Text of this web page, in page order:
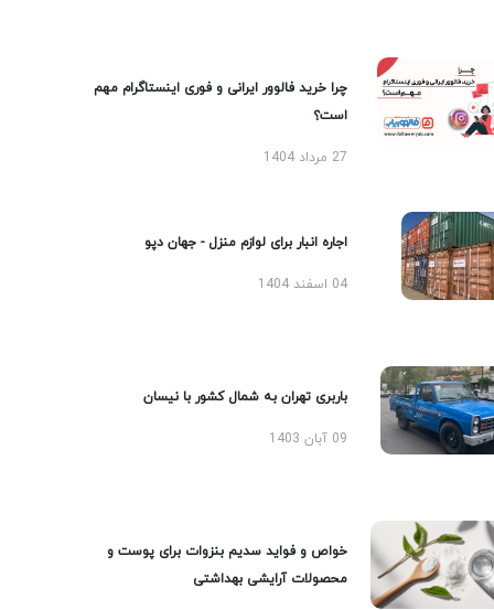
چرا خرید فالوور ایرانی و فوری اینستاگرام مهم
است؟
27 مرداد 1404
اجاره انبار برای لوازم منزل - جهان دپو
04 اسفند 1404
باربری تهران به شمال کشور با نیسان
09 آبان 1403
خواص و فواید سدیم بنزوات برای پوست و
محصولات آرایشی بهداشتی